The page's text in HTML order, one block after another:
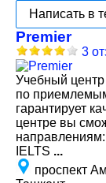
Написать в
Premier
3
Учебный центр
по
гарантирует
центре вы
IELTS ...
проспект